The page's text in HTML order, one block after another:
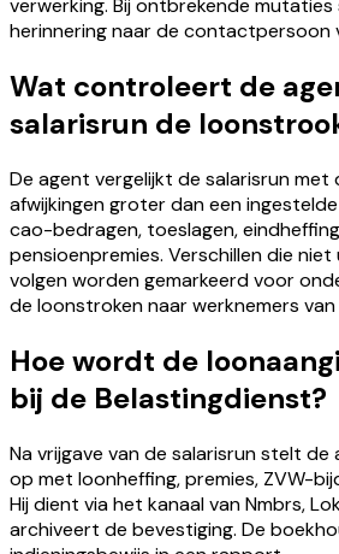
verwerking. Bij ontbrekende
herinnering naar de contactpersoon
Wat controleert de
salarisrun de
De agent vergelijkt de salarisrun
afwijkingen groter dan een
cao-bedragen, toeslagen,
pensioenpremies. Verschillen die
volgen worden gemarkeerd voor
de loonstroken naar werknemers
Hoe wordt de
bij de Belastingdienst?
Na vrijgave van de salarisrun stelt
op met loonheffing, premies, ZVW-
Hij dient via het kanaal van Nmbrs,
archiveert de bevestiging. De